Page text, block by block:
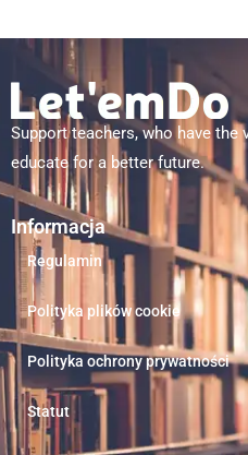
Support teachers, who have
educate for a better future.
Informacja
Regulamin
Polityka plików cookie
Polityka ochrony prywatności
Statut